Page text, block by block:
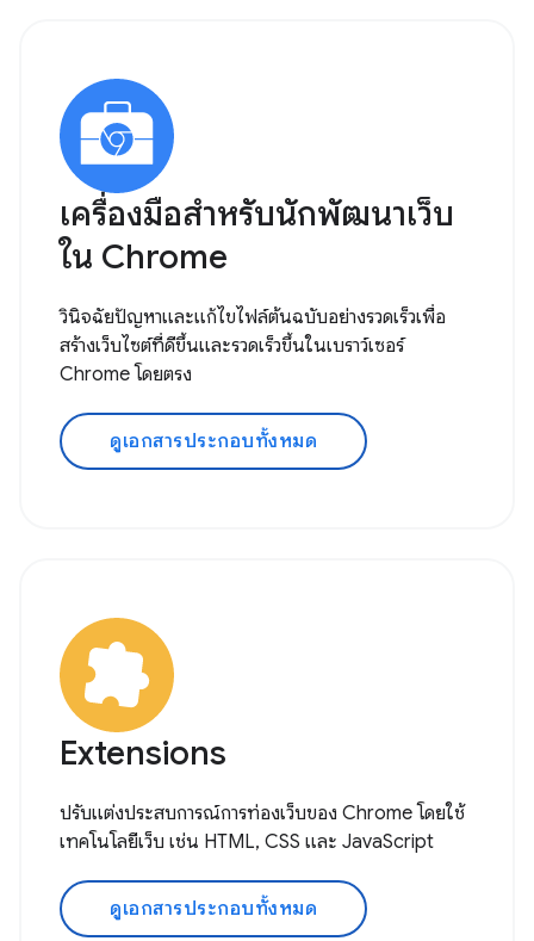
เครื่องมือสำหรับนักพัฒนาเว็บ
ใน Chrome
วินิจฉัยปัญหาและแก้ไขไฟล์ต้นฉบับอย่างรวดเร็วเพื่อ
สร้างเว็บไซต์ที่ดีขึ้นและรวดเร็วขึ้นในเบราว์เซอร์
Chrome โดยตรง
ดูเอกสารประกอบทั้งหมด
Extensions
ปรับแต่งประสบการณ์การท่องเว็บของ Chrome โดยใช้
เทคโนโลยีเว็บ เช่น HTML, CSS และ JavaScript
ดูเอกสารประกอบทั้งหมด